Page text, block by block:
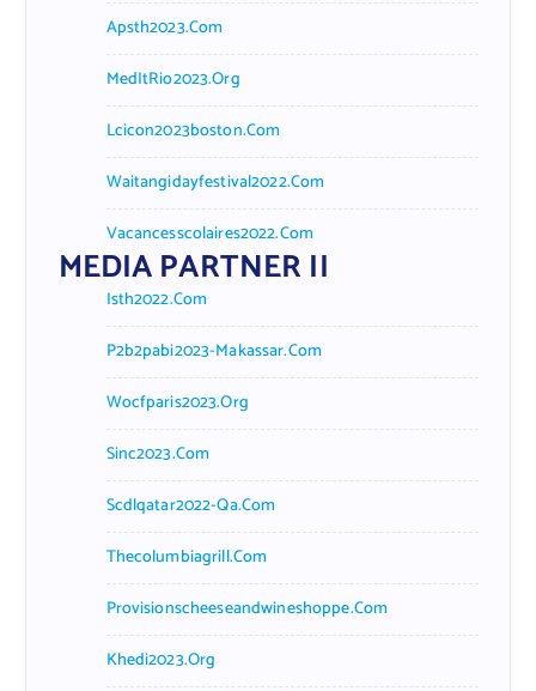
Apsth2023.com
MedItRio2023.org
Lcicon2023boston.com
Waitangidayfestival2022.com
Vacancesscolaires2022.com
MEDIA PARTNER II
Isth2022.com
P2b2pabi2023-Makassar.com
Wocfparis2023.org
Sinc2023.com
Scdlqatar2022-Qa.com
Thecolumbiagrill.com
Provisionscheeseandwineshoppe.com
Khedi2023.org